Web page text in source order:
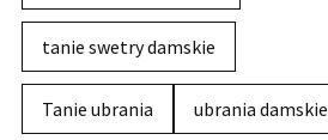
tanie swetry damskie
Tanie ubrania ubrania damskie